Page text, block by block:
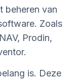
beheren van
Zoals
Prodin,
is. Deze